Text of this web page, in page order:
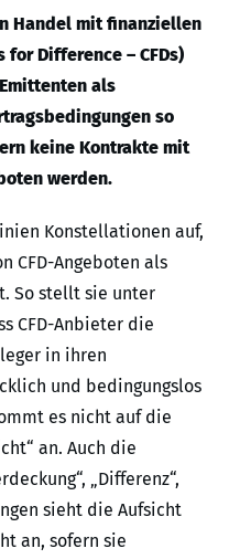
Handel mit finanziellen
Difference – CFDs)
als
so
keine Kontrakte mit
werden.
Konstellationen auf,
CFD-Angeboten als
So stellt sie unter
CFD-Anbieter die
in ihren
und bedingungslos
es nicht auf die
an. Auch die
„Differenz“,
sieht die Aufsicht
an, sofern sie